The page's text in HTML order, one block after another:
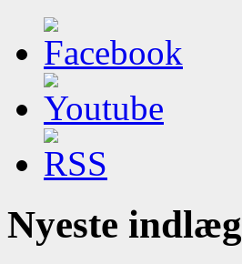
Nyeste indlæg